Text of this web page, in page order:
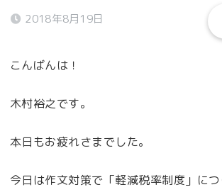
2018年8月19日
こんばんは！
木村裕之です。
本日もお疲れさまでした。
今日は作文対策で「軽減税率制度」に